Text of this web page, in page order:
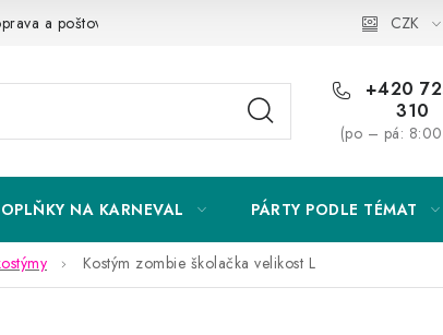
a poštovné ObchodníCZK
+420
310
(po – pá:
NA KARNEVAL PÁRTY PODLE TÉMAT
Kostým zombie školačka velikost L